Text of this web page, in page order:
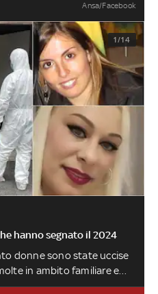
Ansa/Facebook
1/14
hanno segnato il 2024
donne sono state uccise
in ambito familiare e
o ex partner. Ecco alcune